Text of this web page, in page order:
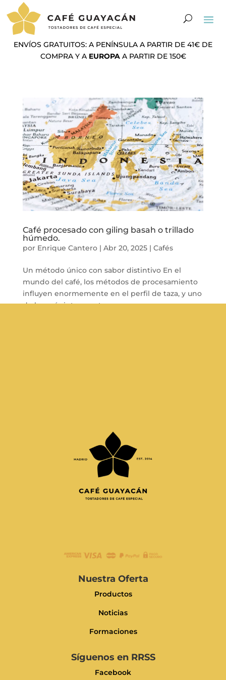
ENVÍOS GRATUITOS: A PENÍNSULA A PARTIR DE 41€ DE
COMPRA Y A EUROPAA PARTIR DE 150€
Café procesado con giling basah o trillado
húmedo.
por Enrique Cantero| Abr 20, 2025| Cafés
Un método único con sabor distintivo En el
mundo del café, los métodos de procesamiento
influyen enormemente en el perfil de taza, y uno
de los más interesantes —aunque menos
Nuestra Oferta
Productos
Noticias
Formaciones
Síguenos en RRSS
Facebook